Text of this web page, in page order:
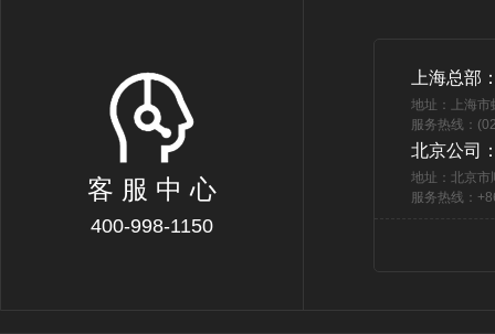
客 服 中 心
400-998-1150
上海总部
地址：上海
服务热线：
北京公司
地址：北京市
服务热线：